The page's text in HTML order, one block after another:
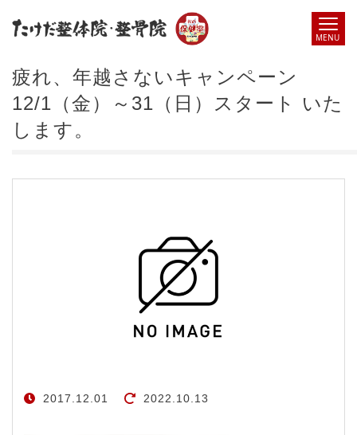
疲れ、年越さないキャンペーン
12/1（金）～31（日）スタート いた
します。
2017.12.01 2022.10.13